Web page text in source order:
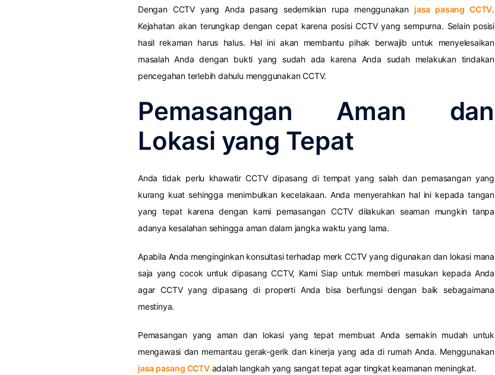
Dengan CCTV yang Anda pasang sedemikian rupa menggunakanjasa pasang CCTV.
Kejahatan akan terungkap dengan cepat karena posisi CCTV yang sempurna. Selain posisi
hasil rekaman harus halus. Hal ini akan membantu pihak berwajib untuk menyelesaikan
masalah Anda dengan bukti yang sudah ada karena Anda sudah melakukan tindakan
pencegahan terlebih dahulu menggunakan CCTV.
Pemasangan Aman dan
Lokasi yang Tepat
Anda tidak perlu khawatir CCTV dipasang di tempat yang salah dan pemasangan yang
kurang kuat sehingga menimbulkan kecelakaan. Anda menyerahkan hal ini kepada tangan
yang tepat karena dengan kami pemasangan CCTV dilakukan seaman mungkin tanpa
adanya kesalahan sehingga aman dalam jangka waktu yang lama.
Apabila Anda menginginkan konsultasi terhadap merk CCTV yang digunakan dan lokasi mana
saja yang cocok untuk dipasang CCTV, Kami Siap untuk memberi masukan kepada Anda
agar CCTV yang dipasang di properti Anda bisa berfungsi dengan baik sebagaimana
mestinya.
Pemasangan yang aman dan lokasi yang tepat membuat Anda semakin mudah untuk
mengawasi dan memantau gerak-gerik dan kinerja yang ada di rumah Anda. Menggunakan
jasa pasang CCTVadalah langkah yang sangat tepat agar tingkat keamanan meningkat.